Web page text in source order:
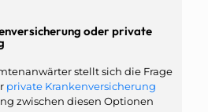
oder private
stellt sich die Frage
private Krankenversicherung
zwischen diesen Optionen